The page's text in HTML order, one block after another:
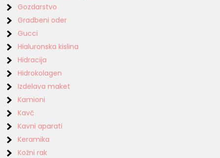
Gozdarstvo
Gradbeni oder
Gucci
Hialuronska kislina
Hidracija
Hidrokolagen
Izdelava maket
Kamioni
Kavč
Kavni aparati
Keramika
Kožni rak